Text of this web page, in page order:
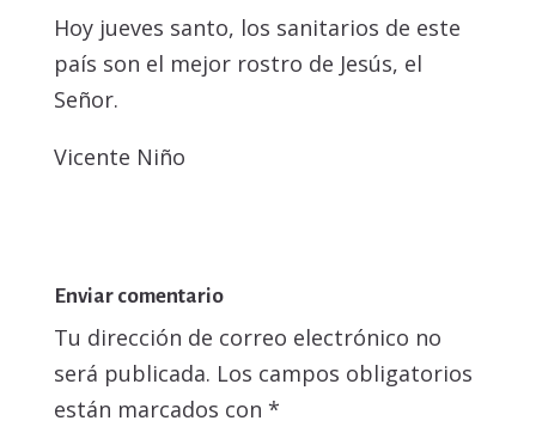
Hoy jueves santo, los sanitarios de este
país son el mejor rostro de Jesús, el
Señor.
Vicente Niño
Enviar comentario
Tu dirección de correo electrónico no
será publicada. Los campos obligatorios
están marcados con *